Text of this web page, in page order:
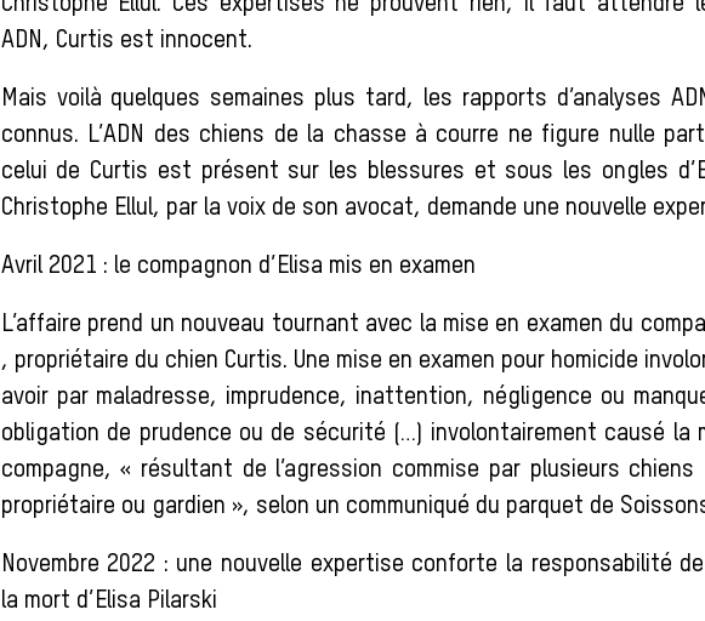
Christophe Ellul. Ces expertises ne prouvent rien, il faut attendre
ADN, Curtis est innocent.
Mais voilà quelques semaines plus tard, les rapports d’analyses
connus. L’ADN des chiens de la chasse à courre ne figure nulle
celui de Curtis est présent sur les blessures et sous les ongles
Christophe Ellul, par la voix de son avocat, demande une nouvelle
Avril 2021 : le compagnon d’Elisa mis en examen
L’affaire prend un nouveau tournant avec la mise en examen du
, propriétaire du chien Curtis. Une mise en examen pour homicide
avoir par maladresse, imprudence, inattention, négligence ou
obligation de prudence ou de sécurité (…) involontairement causé la
compagne, « résultant de l’agression commise par plusieurs
propriétaire ou gardien », selon un communiqué du parquet de
Novembre 2022 : une nouvelle expertise conforte la responsabilité
la mort d’Elisa Pilarski